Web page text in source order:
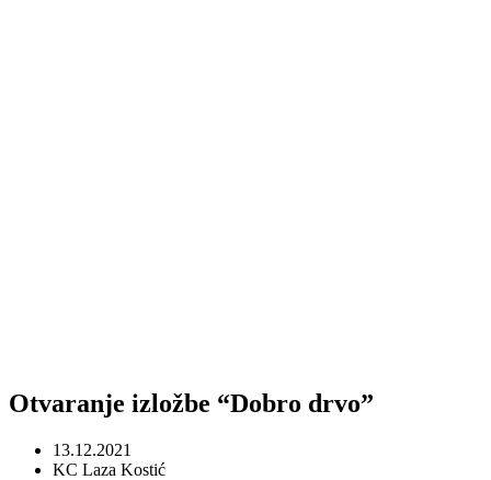
Otvaranje izložbe “Dobro drvo”
13.12.2021
KC Laza Kostić